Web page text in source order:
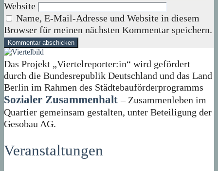
Website
Name, E-Mail-Adresse und Website in diesem
Browser für meinen nächsten Kommentar speichern.
Das Projekt „Viertelreporter:in“ wird gefördert
durch die Bundesrepublik Deutschland und das Land
Berlin im Rahmen des Städtebauförderprogramms
Sozialer Zusammenhalt – Zusammenleben im
Quartier gemeinsam gestalten, unter Beteiligung der
Gesobau AG.
Veranstaltungen